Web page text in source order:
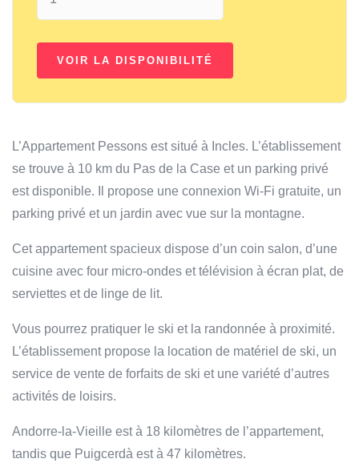
L’Appartement Pessons est situé à Incles. L’établissement
se trouve à 10 km du Pas de la Case et un parking privé
est disponible. Il propose une connexion Wi-Fi gratuite, un
parking privé et un jardin avec vue sur la montagne.
Cet appartement spacieux dispose d’un coin salon, d’une
cuisine avec four micro-ondes et télévision à écran plat, de
serviettes et de linge de lit.
Vous pourrez pratiquer le ski et la randonnée à proximité.
L’établissement propose la location de matériel de ski, un
service de vente de forfaits de ski et une variété d’autres
activités de loisirs.
Andorre-la-Vieille est à 18 kilomètres de l’appartement,
tandis que Puigcerdà est à 47 kilomètres.